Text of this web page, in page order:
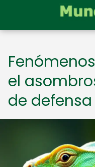
el
de